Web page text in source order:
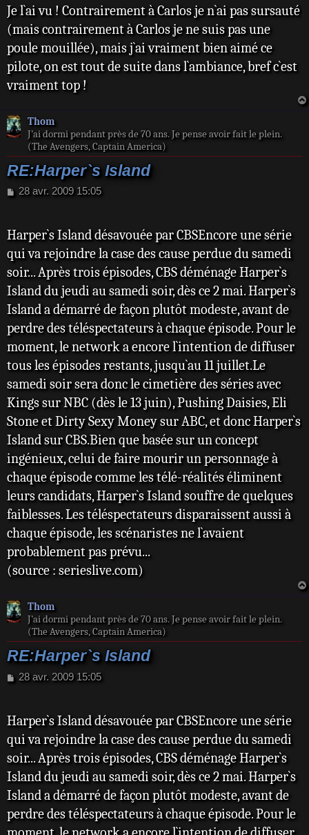
Wellington, le père de
Trish, qui ne voit pas
cette union d'un bon œil,
Marty Dunn, l'oncle
débonnaire et
enthousiaste, ou encore
Hunter Jennings,
Ce dont personne ne se
doute, c'est que les
meurtres d'il y a sept ans
vont se reproduire.
s
a
g
e
Je l`ai vu ! Contrairement à Carlos je n`ai pas sursauté
(mais contrairement à Carlos je ne suis pas une
poule mouillée), mais j`ai vraiment bien aimé ce
pilote, on est tout de suite dans l`ambiance, bref c`est
vraiment top !
Thom
J’ai dormi pendant près de 70 ans. Je pense avoir fait le plein.
(The Avengers, Captain America)
RE:Harper`s Island
M
s
a
g
e
28 avr. 2009 15:05
Harper`s Island désavouée par CBSEncore une série
qui va rejoindre la case des cause perdue du samedi
soir... Après trois épisodes, CBS déménage Harper`s
Island du jeudi au samedi soir, dès ce 2 mai. Harper`s
Island a démarré de façon plutôt modeste, avant de
perdre des téléspectateurs à chaque épisode. Pour le
moment, le network a encore l`intention de diffuser
tous les épisodes restants, jusqu`au 11 juillet.Le
samedi soir sera donc le cimetière des séries avec
Kings sur NBC (dès le 13 juin), Pushing Daisies, Eli
Stone et Dirty Sexy Money sur ABC, et donc Harper`s
Island sur CBS.Bien que basée sur un concept
ingénieux, celui de faire mourir un personnage à
chaque épisode comme les télé-réalités éliminent
leurs candidats, Harper`s Island souffre de quelques
faiblesses. Les téléspectateurs disparaissent aussi à
chaque épisode, les scénaristes ne l`avaient
probablement pas prévu...
(source : serieslive.com)
Thom
J’ai dormi pendant près de 70 ans. Je pense avoir fait le plein.
(The Avengers, Captain America)
RE:Harper`s Island
M
s
a
g
e
28 avr. 2009 15:05
Harper`s Island désavouée par CBSEncore une série
qui va rejoindre la case des cause perdue du samedi
soir... Après trois épisodes, CBS déménage Harper`s
Island du jeudi au samedi soir, dès ce 2 mai. Harper`s
Island a démarré de façon plutôt modeste, avant de
perdre des téléspectateurs à chaque épisode. Pour le